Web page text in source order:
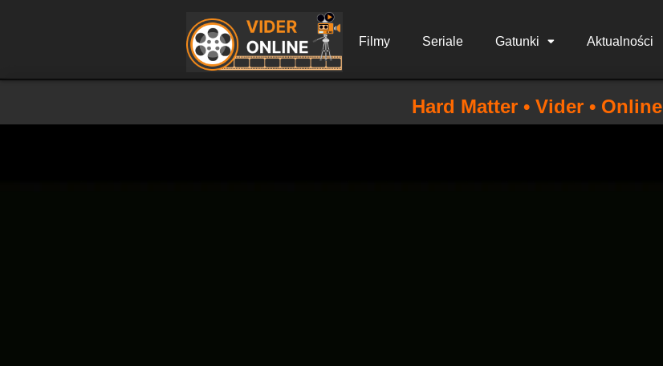
Filmy Seriale Gatunki Aktualności
Hard Matter • Vider • Online